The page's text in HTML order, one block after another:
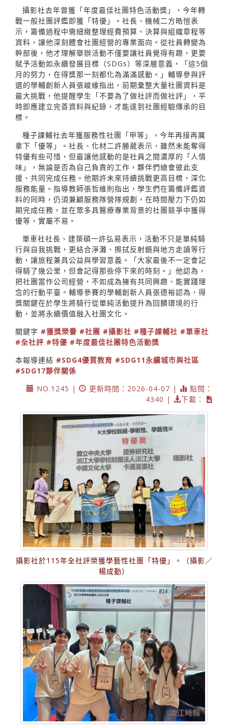
攝影社去年曾獲「年度最佳社團特色活動獎」，今年轉
戰一般社團評鑑即獲「特優」。社長、機械二方晧愷表
示，籌備過程中需細緻整理經費預算、決算與組織章程等
資料，讓他深刻體會社團經營的專業面向。從社員轉變為
幹部後，他才理解舉辦活動不僅要讓社員覺得有趣，更要
賦予活動如永續發展目標（SDGs）等深層意義，「這5個
月的努力，在得獎那一刻都化為滿滿感動。」輔導參與評
選的學輔創新人員張峻維指出，前期彙整大量社團資料是
最大挑戰，他提醒學生「不要為了做社評而做社評」，平
時即應建立完善資料與紀錄，才能達到社團經驗傳承的目
標。
種子課輔社去年獲服務性社團「甲等」，今年再接再厲
拿下「優等」。社長、化材二許勝葳表示，雖然未能奪得
特優有些可惜，但最讓他感動的是社員之間濃厚的「人情
味」，無論是否為自己負責的工作，夥伴們總會彼此支
援、共同完成任務。他期許未來持續挑戰更高目標，深化
服務能量。指導教師張哲維則指出，學生們在籌備評鑑資
料的同時，仍須兼顧服務隊營隊規劃，在時間壓力下仍如
期完成任務，並在眾多具醫療專業背景的社團競爭中獲得
優等，實屬不易。
單車社社長、建築碩一許弘易表示，活動不只是單純騎
行與自我挑戰，更結合淨灘、擦拭反射鏡與地方走讀等行
動，讓旅程兼具公益與學習意義。「大家最後不一定會記
得騎了幾公里，但會記得那些停下來的時刻。」他認為，
把社團當作公司經營，不如成為擁有共同興趣、能實踐理
念的行動平臺。輔導參賽的學輔創新人員張德裕認為，得
獎關鍵在於學生將騎行從單純活動提升為回饋環境的行
動，並將永續價值融入社團文化。
關鍵字 #獲獎榮譽 #社團 #攝影社 #種子課輔社 #單車社
#全社評 #特優 #年度最佳社團特色活動獎
本報導連結 #SDG4優質教育 #SDG11永續城市與社區
#SDG17夥伴關係
NO.1245 |
更新時間：2026-04-07 |
點閱：
4340 |
下載：
攝影社於115年全社評榮獲學藝性社團「特優」。（攝影／
楊成勤）